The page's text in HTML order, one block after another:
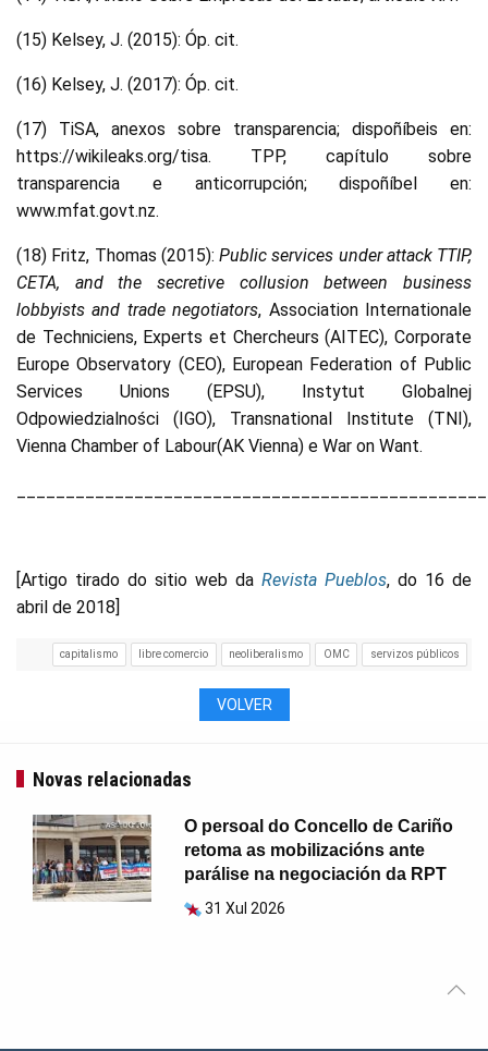
(15) Kelsey, J. (2015): Óp. cit.
(16) Kelsey, J. (2017): Óp. cit.
(17) TiSA, anexos sobre transparencia; dispoñíbeis en:
https://wikileaks.org/tisa. TPP, capítulo sobre
transparencia e anticorrupción; dispoñíbel en:
www.mfat.govt.nz.
(18) Fritz, Thomas (2015): Public services under attack TTIP,
CETA, and the secretive collusion between business
lobbyists and trade negotiators, Association Internationale
de Techniciens, Experts et Chercheurs (AITEC), Corporate
Europe Observatory (CEO), European Federation of Public
Services Unions (EPSU), Instytut Globalnej
Odpowiedzialności (IGO), Transnational Institute (TNI),
Vienna Chamber of Labour(AK Vienna) e War on Want.
[Artigo tirado do sitio web da Revista Pueblos, do 16 de
abril de 2018]
capitalismo libre comercio neoliberalismo OMC servizos públicos
VOLVER
Novas relacionadas
O persoal do Concello de Cariño
retoma as mobilizacións ante
parálise na negociación da RPT
31 Xul 2026